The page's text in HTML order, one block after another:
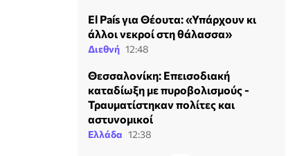
El País για Θέουτα: «Υπάρχουν κι
άλλοι νεκροί στη θάλασσα»
Διεθνή 12:48
Θεσσαλονίκη: Επεισοδιακή
καταδίωξη με πυροβολισμούς -
Τραυματίστηκαν πολίτες και
αστυνομικοί
Ελλάδα 12:38